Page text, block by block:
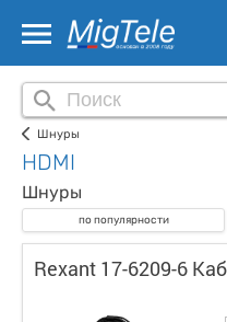
Шнуры
HDMI
Шнуры
по популярности
Rexant 17-6209-6